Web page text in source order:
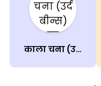
काला चना (उर्द बीन्स)(साबुत)